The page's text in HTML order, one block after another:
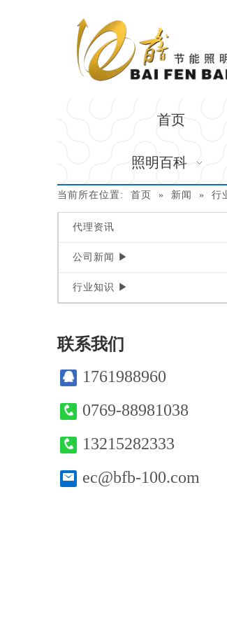
首页
照明百科
当前所在位置: 首页 » 新闻 » 行
代理资讯
公司新闻 ▶
行业知识 ▶
联系我们
1761988960
0769-88981038
13215282333
ec@bfb-100.com